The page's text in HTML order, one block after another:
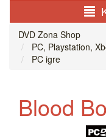
DVD Zona Shop
PC, Playstation,
PC igre
Blood